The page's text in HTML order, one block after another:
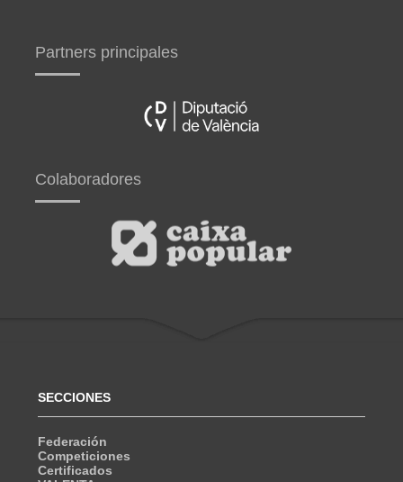
Partners principales
Colaboradores
SECCIONES
Federación
Competiciones
Certificados